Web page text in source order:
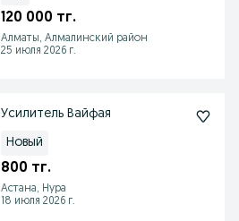
120 000 тг.
Алматы, Алмалинский район
25 июля 2026 г.
Усилитель Вайфая
Новый
800 тг.
Астана, Нура
18 июля 2026 г.